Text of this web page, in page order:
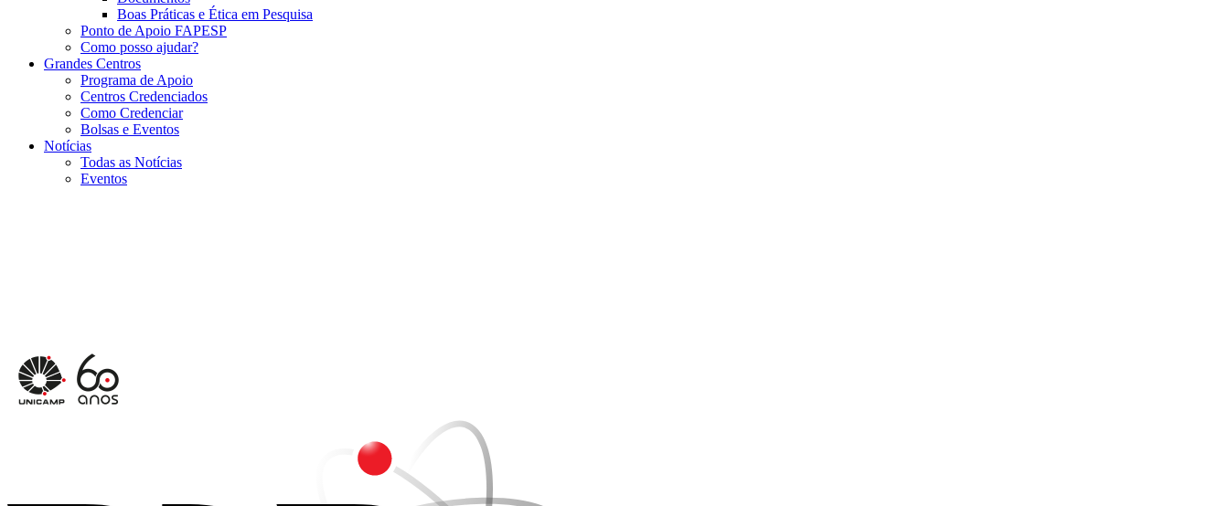
Boas Práticas e Ética em Pesquisa
Ponto de Apoio FAPESP
Como posso ajudar?
Grandes Centros
Programa de Apoio
Centros Credenciados
Como Credenciar
Bolsas e Eventos
Notícias
Todas as Notícias
Eventos